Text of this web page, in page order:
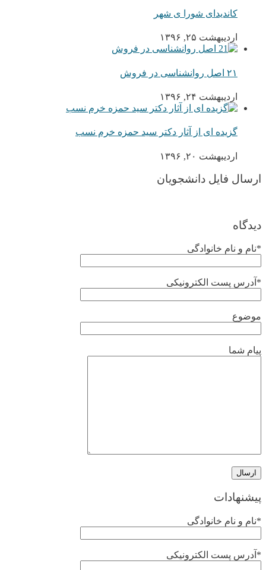
کاندیدای شورا ی شهر
اردیبهشت ۲۵, ۱۳۹۶
۲۱ اصل روانشناسی در فروش
اردیبهشت ۲۴, ۱۳۹۶
گزیده ای از آثار دکتر سید حمزه خرم نسب
اردیبهشت ۲۰, ۱۳۹۶
ارسال فایل دانشجویان
دیدگاه
*نام و نام خانوادگی
*آدرس پست الکترونیکی
موضوع
پیام شما
پیشنهادات
*نام و نام خانوادگی
*آدرس پست الکترونیکی